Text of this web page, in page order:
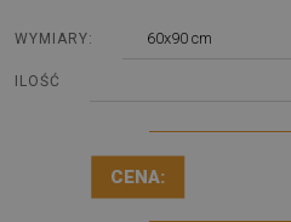
WYMIARY: 60x90 cm
ILOŚĆ
CENA: